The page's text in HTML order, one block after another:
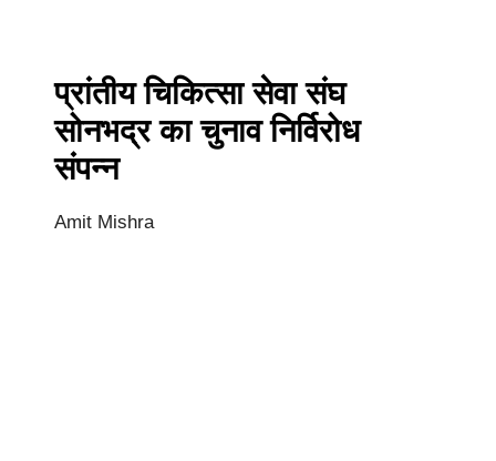
प्रांतीय चिकित्सा सेवा संघ
सोनभद्र का चुनाव निर्विरोध
संपन्न
Amit Mishra